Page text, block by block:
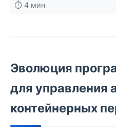
⏱️ 4 мин
Эволюция
для управления
контейнерных